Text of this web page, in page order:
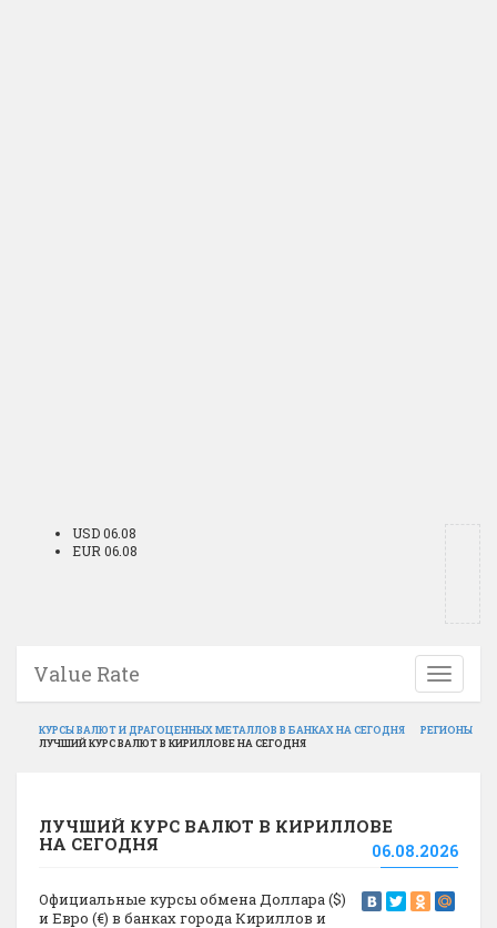
USD 06.08
EUR 06.08
Toggle
Value Rate
КУРСЫ ВАЛЮТ И ДРАГОЦЕННЫХ МЕТАЛЛОВ В БАНКАХ НА СЕГОДНЯ
РЕГИОНЫ
ЛУЧШИЙ КУРС ВАЛЮТ В КИРИЛЛОВЕ НА СЕГОДНЯ
ЛУЧШИЙ КУРС ВАЛЮТ В КИРИЛЛОВЕ
НА СЕГОДНЯ
06.08.2026
Официальные курсы обмена Доллара ($)
и Евро (€) в банках города Кириллов и